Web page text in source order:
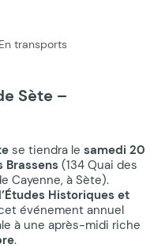
En transports
Sète –
se tiendra le samedi 20
Brassens (134 Quai des
Cayenne, à Sète).
Historiques et
événement annuel
à une après-midi riche
.